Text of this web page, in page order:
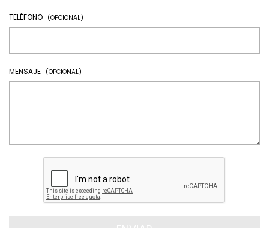
TELÉFONO (OPCIONAL)
MENSAJE (OPCIONAL)